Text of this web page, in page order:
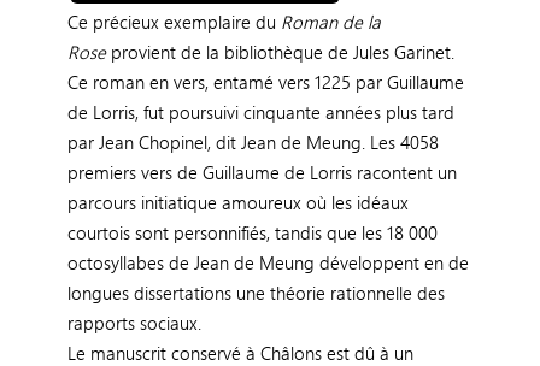
Ce précieux exemplaire du Roman de la
Roseprovient de la bibliothèque de Jules Garinet.
Ce roman en vers, entamé vers 1225 par Guillaume
de Lorris, fut poursuivi cinquante années plus tard
par Jean Chopinel, dit Jean de Meung. Les 4058
premiers vers de Guillaume de Lorris racontent un
parcours initiatique amoureux où les idéaux
courtois sont personnifiés, tandis que les 18 000
octosyllabes de Jean de Meung développent en de
longues dissertations une théorie rationnelle des
rapports sociaux.
Le manuscrit conservé à Châlons est dû à un